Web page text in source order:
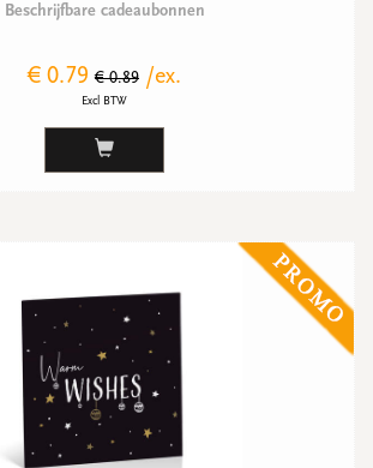
Beschrijfbare cadeaubonnen
€ 0.79€ 0.89 /ex.
Excl BTW